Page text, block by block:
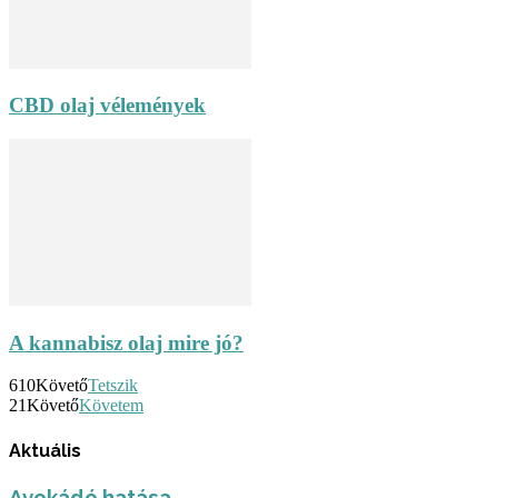
CBD olaj vélemények
A kannabisz olaj mire jó?
610KövetőTetszik
21KövetőKövetem
Aktuális